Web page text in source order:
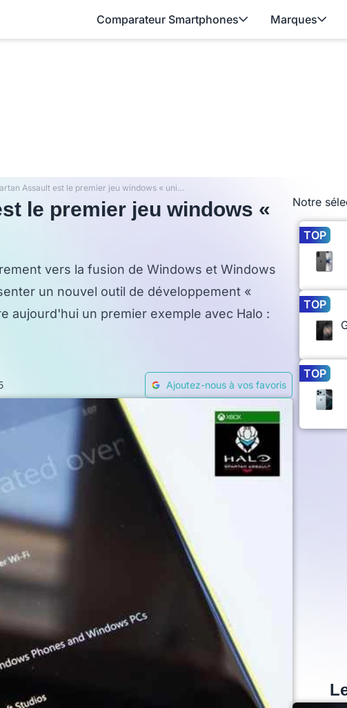
Comparateur Smartphones Marques
Halo : Spartan Assault est le premier jeu windows « universel »
le premier jeu windows «
vers la fusion de Windows et Windows
un nouvel outil de développement «
aujourd'hui un premier exemple avec Halo :
Ajoutez-nous à vos favoris
Notre
TOP
TOP
TOP